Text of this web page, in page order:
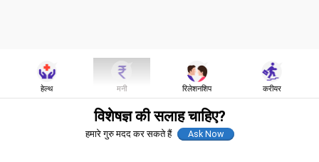
हेल्थ मनी रिलेशनशिप करीयर
विशेषज्ञ की सलाह चाहिए?
हमारे गुरु मदद कर सकते हैं